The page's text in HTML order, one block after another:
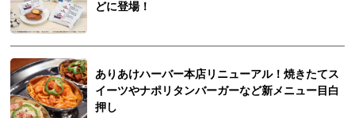
どに登場！
ありあけハーバー本店リニューアル！焼きたてス
イーツやナポリタンバーガーなど新メニュー目白
押し